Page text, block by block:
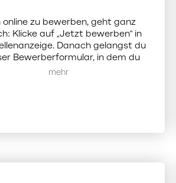
online zu bewerben, geht ganz
Klicke auf „Jetzt bewerben“ in
Danach gelangst du
Bewerberformular, in dem du
(Lebenslauf, Anschreiben
geleichzeitig zu bewerben.
Mehr anzeigen